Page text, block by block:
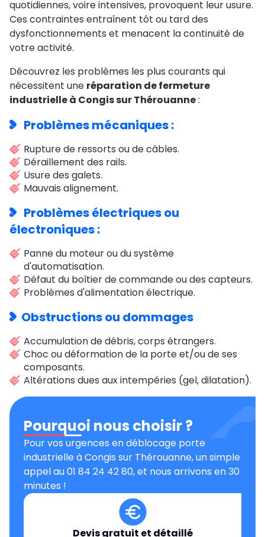
quotidiennes, voire intensives, provoquent leur usure.
Ces contraintes entraînent tôt ou tard des
dysfonctionnements et menacent la continuité de
votre activité.
Découvrez les problèmes les plus courants qui
nécessitent une réparation de fermeture
industrielle à Congis sur Thérouanne:
Problèmes mécaniques :
Rupture de ressorts ou de câbles.
Déraillement des rails.
Usure des galets.
Mauvais alignement.
Problèmes électriques ou
électroniques :
Panne du moteur ou du système
d'automatisation.
Défaut du boîtier de commande ou des capteurs.
Problèmes d'alimentation électrique.
Obstructions ou dommages
Accumulation de débris, corps étrangers.
Choc ou déformation de la porte et/ou de ses
composants.
Altérations dues aux intempéries (gel, dilatation).
Pourquoi nous choisir ?
Pour vos urgences en déblocage porte
industrielle à Congis sur Thérouanne, un simple
appel au 01 84 24 42 80, et nous arrivons en 30
minutes !
Devis gratuit et détaillé